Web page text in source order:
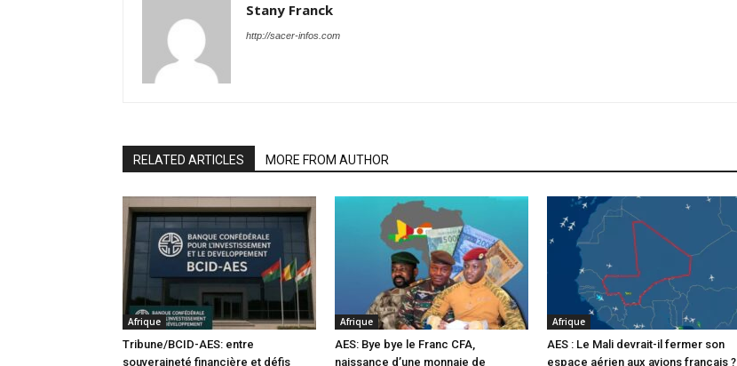
Stany Franck
http://sacer-infos.com
RELATED ARTICLES MORE FROM AUTHOR
Afrique
Tribune/BCID-AES: entre
souveraineté financière et défis
Afrique
AES: Bye bye le Franc CFA,
naissance d’une monnaie de
Afrique
AES : Le Mali devrait-il fermer son
espace aérien aux avions français ?